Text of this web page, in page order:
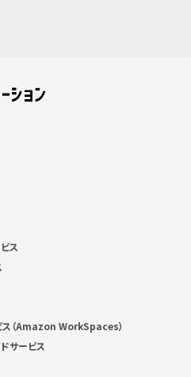
ス
（Amazon WorkSpaces）
サービス